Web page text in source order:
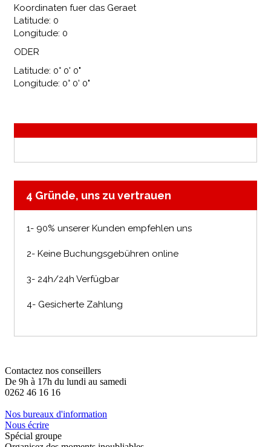
Koordinaten fuer das Geraet
Latitude: 0
Longitude: 0
ODER
Latitude: 0° 0' 0"
Longitude: 0° 0' 0"
4 Gründe, uns zu vertrauen
1- 90% unserer Kunden empfehlen uns
2- Keine Buchungsgebühren online
3- 24h/24h Verfügbar
4- Gesicherte Zahlung
Contactez nos conseillers
De 9h à 17h du lundi au samedi
0262 46 16 16
Nos bureaux d'information
Nous écrire
Spécial groupe